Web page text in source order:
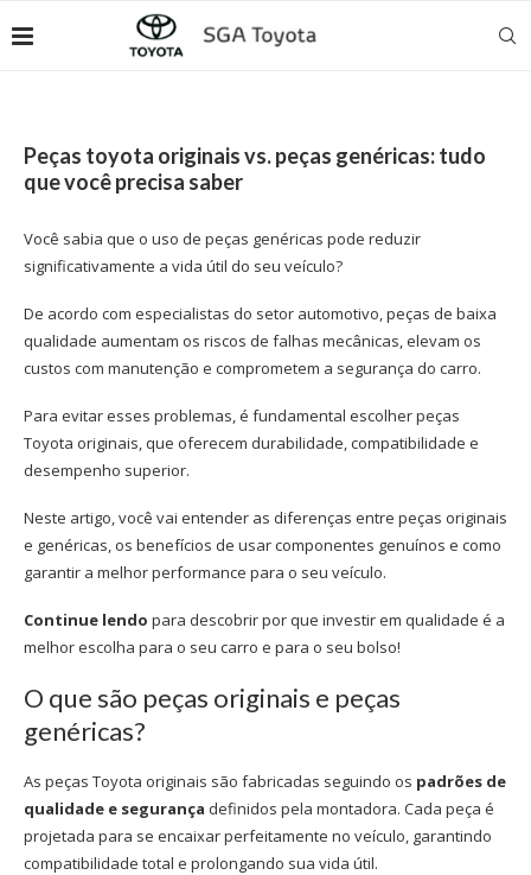
Peças toyota originais vs. peças genéricas: tudo
que você precisa saber
Você sabia que o uso de peças genéricas pode reduzir
significativamente a vida útil do seu veículo?
De acordo com especialistas do setor automotivo, peças de baixa
qualidade aumentam os riscos de falhas mecânicas, elevam os
custos com manutenção e comprometem a segurança do carro.
Para evitar esses problemas, é fundamental escolherpeças
Toyota originais, que oferecem durabilidade, compatibilidade e
desempenho superior.
Neste artigo, você vai entender as diferenças entre peças originais
e genéricas, os benefícios de usar componentes genuínos e como
garantir a melhor performance para o seu veículo.
Continue lendo para descobrir por que investir em qualidade é a
melhor escolha para o seu carro e para o seu bolso!
O que são peças originais e peças
genéricas?
As peças Toyota originais são fabricadas seguindo os padrões de
qualidade e segurança definidos pela montadora. Cada peça é
projetada para se encaixar perfeitamente no veículo, garantindo
compatibilidade total e prolongando sua vida útil.